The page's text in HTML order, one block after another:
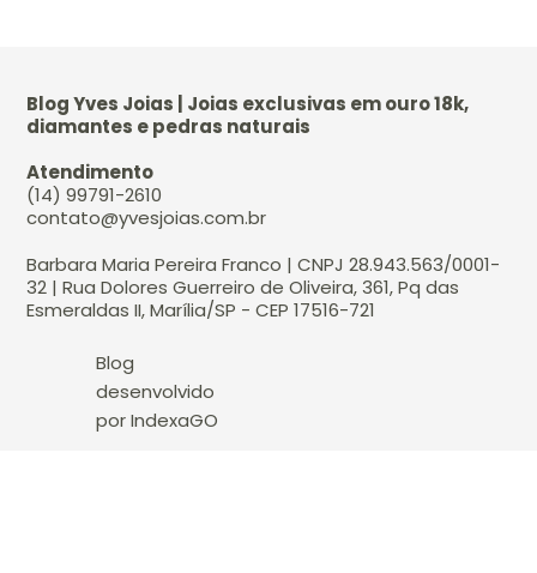
Blog Yves Joias | Joias exclusivas em ouro 18k,
diamantes e pedras naturais
Atendimento
(14) 99791-2610
contato@yvesjoias.com.br
Barbara Maria Pereira Franco | CNPJ 28.943.563/0001-
32 | Rua Dolores Guerreiro de Oliveira, 361, Pq das
Esmeraldas II, Marília/SP - CEP 17516-721
Blog
desenvolvido
por IndexaGO